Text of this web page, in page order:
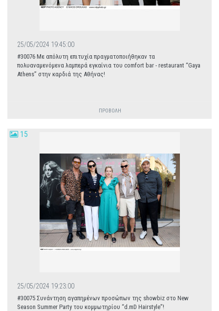
25/05/2024 19:45:00
#30076 Με απόλυτη επιτυχία πραγματοποιήθηκαν τα
πολυαναμενόμενα λαμπερά εγκαίνια του comfort bar - restaurant “Gaya
Athens” στην καρδιά της Αθήνας!
ΠΡΟΒΟΛΗ
15
25/05/2024 19:23:00
#30075 Συνάντηση αγαπημένων προσώπων της showbiz στο New
Season Summer Party του κομμωτηρίου “d.mD Hairstyle”!